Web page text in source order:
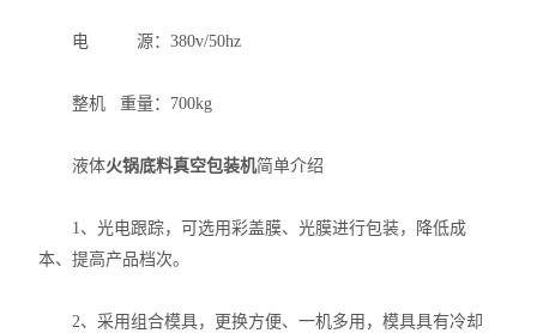
电 源：380v/50hz
整机 重量：700kg
液体火锅底料真空包装机简单介绍
1、光电跟踪，可选用彩盖膜、光膜进行包装，降低成
本、提高产品档次。
2、采用组合模具，更换方便、一机多用，模具具有冷却